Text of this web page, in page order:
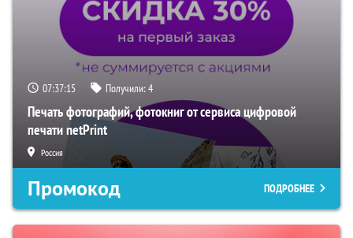
07:37:14 Получили:4
Печать фотографий, фотокниг от сервиса цифровой
печати netPrint
Россия
Промокод ПОДРОБНЕЕ